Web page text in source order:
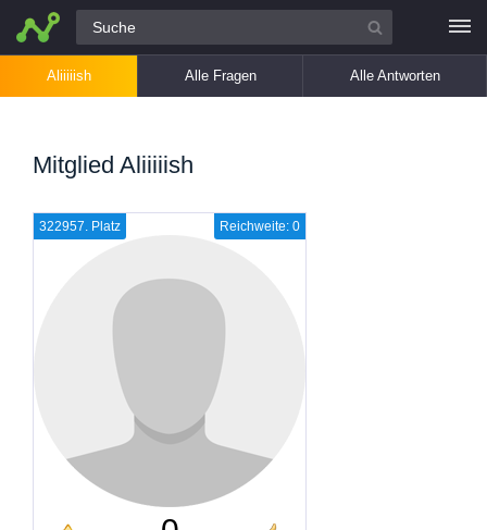
Alle Fragen
Aliiiiish Alle Fragen Alle Antworten
Mitglied Aliiiiish
Reichweite: 0
322957. Platz